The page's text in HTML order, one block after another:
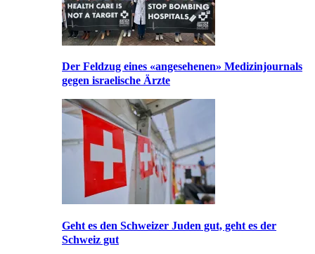
Der Feldzug eines «angesehenen» Medizinjournals
gegen israelische Ärzte
Geht es den Schweizer Juden gut, geht es der
Schweiz gut